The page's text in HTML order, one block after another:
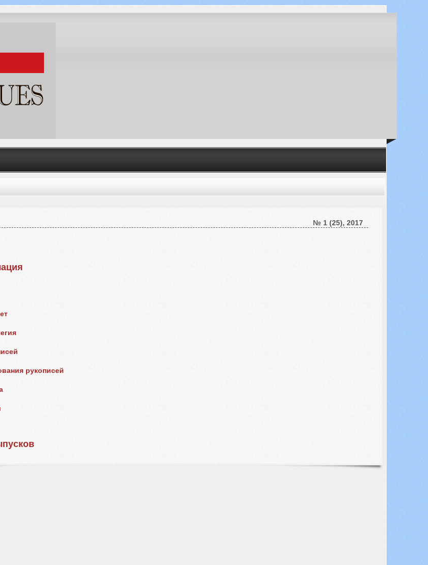
№ 1 (25), 2017
рукописей